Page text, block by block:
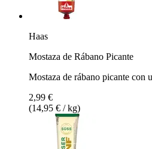
Haas
Mostaza de Rábano Picante
Mostaza de rábano picante con
2,99 €
(14,95 € / kg)